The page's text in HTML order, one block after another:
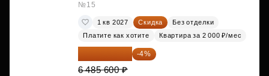
№15
1 кв 2027 Скидка
Без отделки
Платите как хотите
Квартира за 2 000 ₽/мес
-4%
6 485 600 ₽